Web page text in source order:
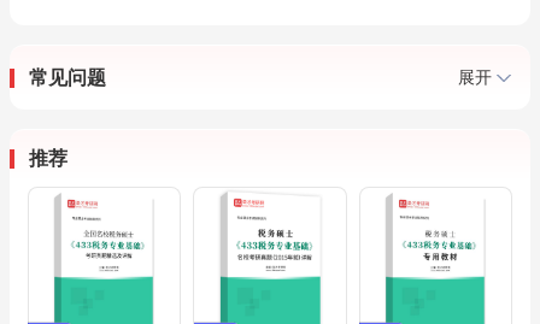
常见问题 展开
推荐